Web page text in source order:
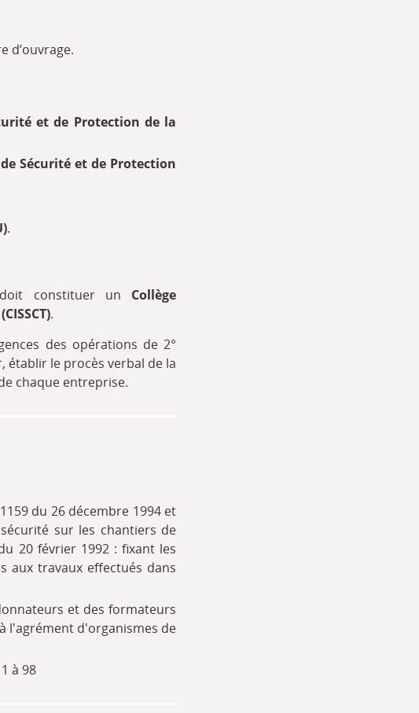
d’ouvrage.
et de Protection de la
Sécurité et de Protection
.
constituer un Collège
.
des opérations de 2°
établir le procès verbal de la
chaque entreprise.
du 26 décembre 1994 et
sur les chantiers de
20 février 1992 : fixant les
aux travaux effectués dans
et des formateurs
l'agrément d'organismes de
à 98